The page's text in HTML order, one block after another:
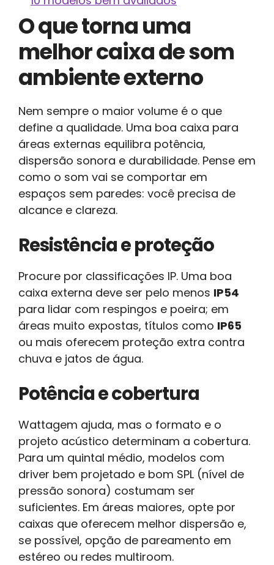
O que torna uma
melhor caixa de som
ambiente externo
Nem sempre o maior volume é o que
define a qualidade. Uma boa caixa para
áreas externas equilibra potência,
dispersão sonora e durabilidade. Pense em
como o som vai se comportar em
espaços sem paredes: você precisa de
alcance e clareza.
Resistência e proteção
Procure por classificações IP. Uma boa
caixa externa deve ser pelo menos IP54
para lidar com respingos e poeira; em
áreas muito expostas, títulos como IP65
ou mais oferecem proteção extra contra
chuva e jatos de água.
Potência e cobertura
Wattagem ajuda, mas o formato e o
projeto acústico determinam a cobertura.
Para um quintal médio, modelos com
driver bem projetado e bom SPL (nível de
pressão sonora) costumam ser
suficientes. Em áreas maiores, opte por
caixas que oferecem melhor dispersão e,
se possível, opção de pareamento em
estéreo ou redes multiroom.